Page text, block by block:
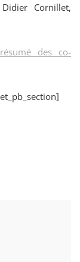
Cornillet,
résumé des co-